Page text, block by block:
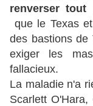
renverser tout
que le Texas
des bastions de
exiger les
fallacieux.
La maladie n'a
Scarlett